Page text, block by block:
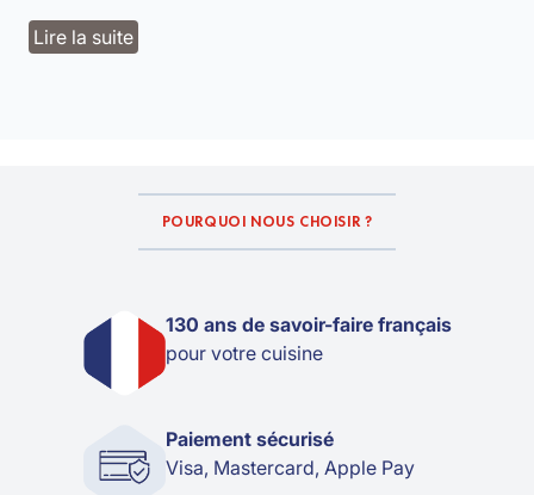
Lire la suite
POURQUOI NOUS CHOISIR ?
130 ans de savoir-faire français
pour votre cuisine
Paiement sécurisé
Visa, Mastercard, Apple Pay